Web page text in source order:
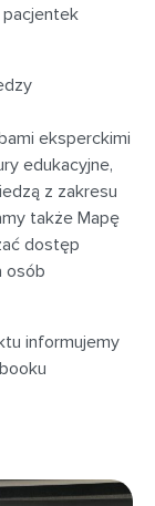
eksperckimi
edukacyjne,
z zakresu
także Mapę
dostęp
osób
informujemy